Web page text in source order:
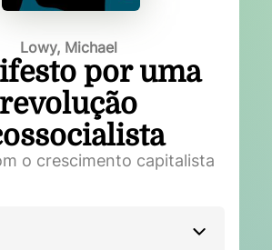
Lowy, Michael
por uma
revolução
o crescimento capitalista